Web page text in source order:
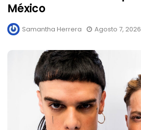
México
Samantha Herrera Agosto 7, 2026